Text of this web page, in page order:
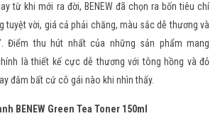
từ khi mới ra đời, BENEW đã chọn ra bốn tiêu chí
tuyệt vời, giá cả phải chăng, màu sắc dễ thương và
Điểm thu hút nhất của những sản phẩm mang
là thiết kế cực dễ thương với tông hồng và đỏ
đắm bất cứ cô gái nào khi nhìn thấy.
BENEW Green Tea Toner 150ml